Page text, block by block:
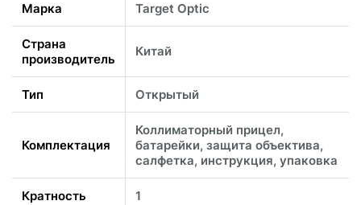
Марка Target Optic
Страна
производитель
Китай
Тип Открытый
Комплектация
Коллиматорный прицел,
батарейки, защита объектива,
салфетка, инструкция, упаковка
Кратность 1